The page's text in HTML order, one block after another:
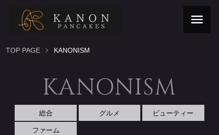
TOP PAGE KANONISM
KANONISM
総合 グルメ ビューティー
ファーム